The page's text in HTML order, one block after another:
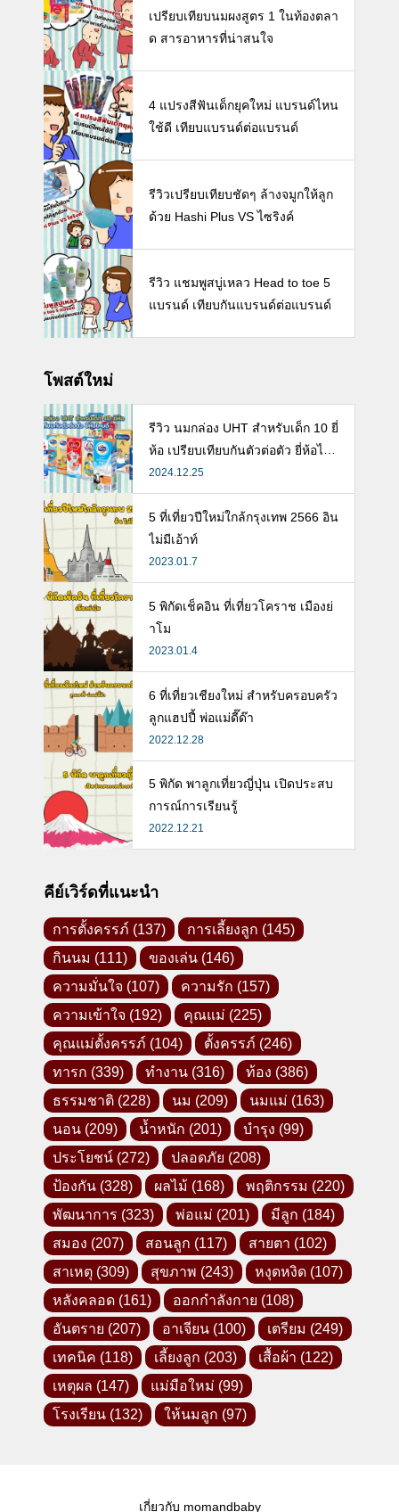
เปรียบเทียบนมผงสูตร 1 ในท้องตลา
ด สารอาหารที่น่าสนใจ
4 แปรงสีฟันเด็กยุคใหม่ แบรนด์ไหน
ใช้ดี เทียบแบรนด์ต่อแบรนด์
รีวิวเปรียบเทียบชัดๆ ล้างจมูกให้ลูก
ด้วย Hashi Plus VS ไซริงค์
รีวิว แชมพูสบู่เหลว Head to toe 5
แบรนด์ เทียบกันแบรนด์ต่อแบรนด์
โพสต์ใหม่
รีวิว นมกล่อง UHT สำหรับเด็ก 10 ยี่
ห้อ เปรียบเทียบกันตัวต่อตัว ยี่ห้อไห
นดี พร้อมแนะวิธีการเลือกนมกล่องใ
ห้ลูก
2024.12.25
5 ที่เที่ยวปีใหม่ใกล้กรุงเทพ 2566 อิน
ไม่มีเอ้าท์
2023.01.7
5 พิกัดเช็คอิน ที่เที่ยวโคราช เมืองย่
าโม
2023.01.4
6 ที่เที่ยวเชียงใหม่ สำหรับครอบครัว
ลูกแฮปปี้ พ่อแม่ดี๊ด๊า
2022.12.28
5 พิกัด พาลูกเที่ยวญี่ปุ่น เปิดประสบ
การณ์การเรียนรู้
2022.12.21
คีย์เวิร์ดที่แนะนำ
การตั้งครรภ์ (137) การเลี้ยงลูก (145)
กินนม (111) ของเล่น (146)
ความมั่นใจ (107) ความรัก (157)
ความเข้าใจ (192) คุณแม่ (225)
คุณแม่ตั้งครรภ์ (104) ตั้งครรภ์ (246)
ทารก (339) ทำงาน (316) ท้อง (386)
ธรรมชาติ (228) นม (209) นมแม่ (163)
นอน (209) น้ำหนัก (201) บำรุง (99)
ประโยชน์ (272) ปลอดภัย (208)
ป้องกัน (328) ผลไม้ (168) พฤติกรรม (220)
พัฒนาการ (323) พ่อแม่ (201) มีลูก (184)
สมอง (207) สอนลูก (117) สายตา (102)
สาเหตุ (309) สุขภาพ (243) หงุดหงิด (107)
หลังคลอด (161) ออกกำลังกาย (108)
อันตราย (207) อาเจียน (100) เตรียม (249)
เทคนิค (118) เลี้ยงลูก (203) เสื้อผ้า (122)
เหตุผล (147) แม่มือใหม่ (99)
โรงเรียน (132) ให้นมลูก (97)
เกี่ยวกับ momandbaby